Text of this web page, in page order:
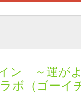
ン ～運が
ボ（ゴーイ